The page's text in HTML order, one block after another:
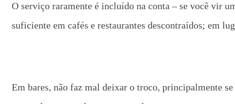
O serviço raramente é incluído na conta – se você vir
suficiente em cafés e restaurantes descontraídos; em
Em bares, não faz mal deixar o troco, principalmente